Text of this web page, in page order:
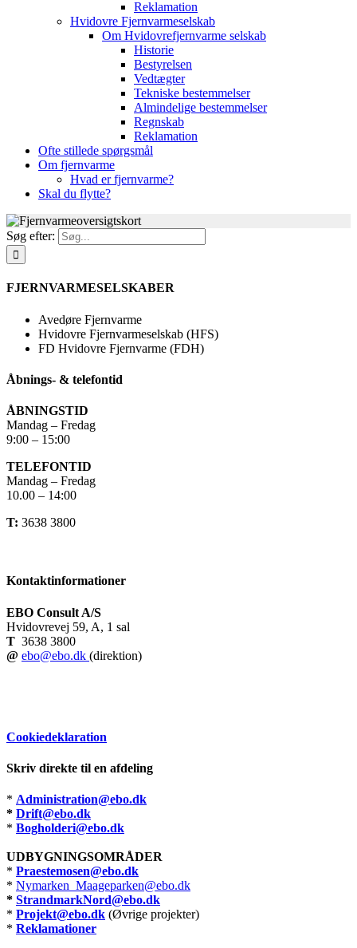
Reklamation
Hvidovre Fjernvarmeselskab
Om Hvidovrefjernvarme selskab
Historie
Bestyrelsen
Vedtægter
Tekniske bestemmelser
Almindelige bestemmelser
Regnskab
Reklamation
Ofte stillede spørgsmål
Om fjernvarme
Hvad er fjernvarme?
Skal du flytte?
Søg efter:
FJERNVARMESELSKABER
Avedøre Fjernvarme
Hvidovre Fjernvarmeselskab (HFS)
FD Hvidovre Fjernvarme (FDH)
Åbnings- & telefontid
ÅBNINGSTID
Mandag – Fredag
9:00 – 15:00
TELEFONTID
Mandag – Fredag
10.00 – 14:00
T: 3638 3800
Kontaktinformationer
EBO Consult A/S
Hvidovrevej 59, A, 1 sal
T 3638 3800
@ ebo@ebo.dk (direktion)
Cookiedeklaration
Skriv direkte til en afdeling
* Administration@ebo.dk
* Drift@ebo.dk
* Bogholderi@ebo.dk
UDBYGNINGSOMRÅDER
* Praestemosen@ebo.dk
* Nymarken_Maageparken@ebo.dk
* StrandmarkNord@ebo.dk
* Projekt@ebo.dk (Øvrige projekter)
* Reklamationer